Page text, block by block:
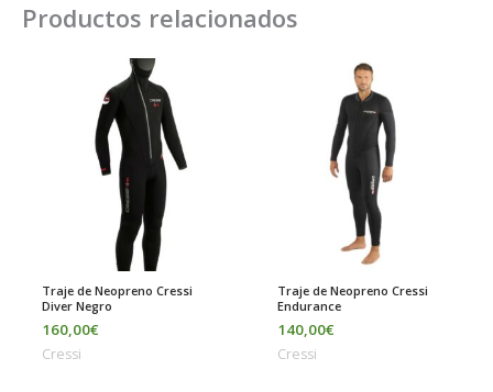
Productos relacionados
Traje de Neopreno Cressi
Diver Negro
160,00€
Cressi
Traje de Neopreno Cressi
Endurance
140,00€
Cressi